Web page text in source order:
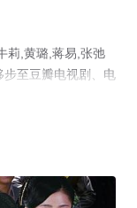
莉,黄璐,蒋易,张弛
至豆瓣电视剧、电